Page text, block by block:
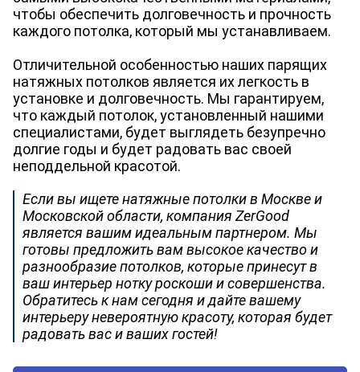
чтобы обеспечить долговечность и прочность
каждого потолка, который мы устанавливаем.
Отличительной особенностью наших парящих
натяжных потолков является их легкость в
установке и долговечность. Мы гарантируем,
что каждый потолок, установленный нашими
специалистами, будет выглядеть безупречно
долгие годы и будет радовать вас своей
неподдельной красотой.
Если вы ищете натяжные потолки в Москве и
Московской области, компания ZerGood
является вашим идеальным партнером. Мы
готовы предложить вам высокое качество и
разнообразие потолков, которые принесут в
ваш интерьер нотку роскоши и совершенства.
Обратитесь к нам сегодня и дайте вашему
интерьеру невероятную красоту, которая будет
радовать вас и ваших гостей!